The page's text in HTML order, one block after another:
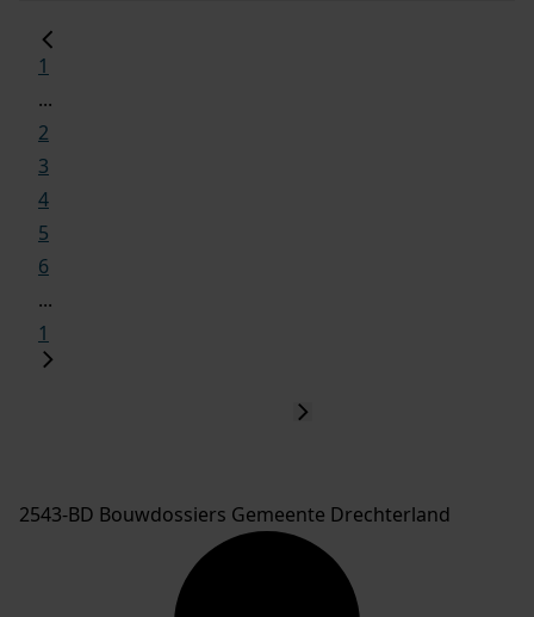
1
...
2
3
4
5
6
...
1
2543-BD Bouwdossiers Gemeente Drechterland